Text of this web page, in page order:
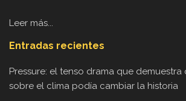
Leer más...
Entradas recientes
Pressure: el tenso drama que
sobre el clima podía cambiar la historia